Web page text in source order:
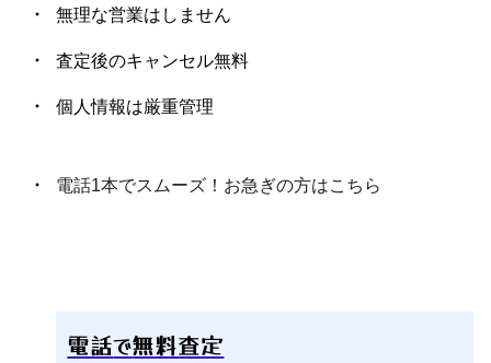
無理な営業はしません
査定後のキャンセル無料
個人情報は厳重管理
電話1本でスムーズ！お急ぎの方はこちら
電話で無料査定